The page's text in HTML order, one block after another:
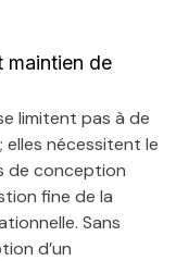
maintien de
limitent pas à de
nécessitent le
de conception
fine de la
Sans
d’un